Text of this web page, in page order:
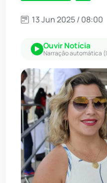
13 Jun 2025 / 08:00
Ouvir Notícia
Narração automática